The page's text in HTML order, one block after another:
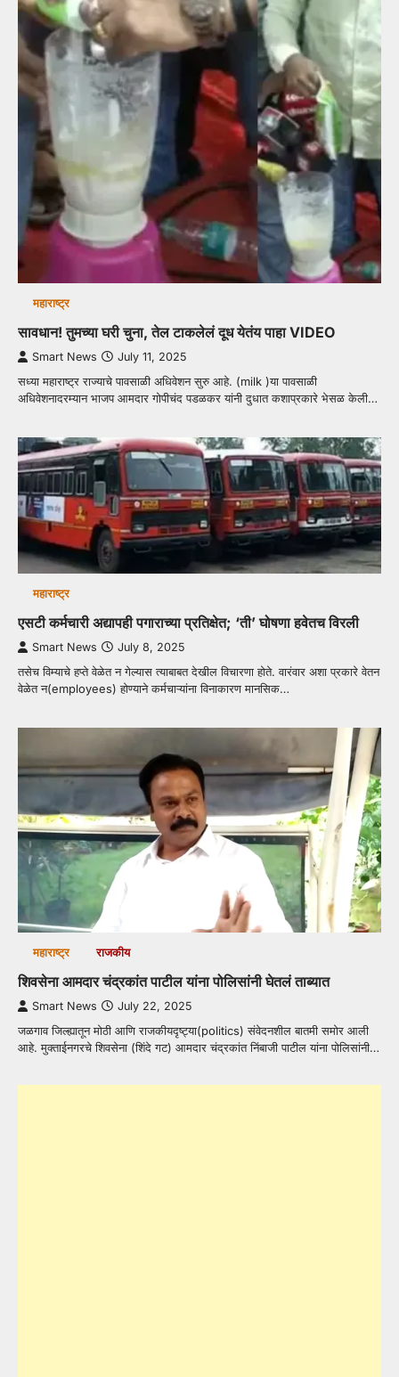
महाराष्ट्र
सावधान! तुमच्या घरी चुना, तेल टाकलेलं दूध येतंय पाहा VIDEO
Smart News July 11, 2025
सध्या महाराष्ट्र राज्याचे पावसाळी अधिवेशन सुरु आहे. (milk )या पावसाळी
अधिवेशनादरम्यान भाजप आमदार गोपीचंद पडळकर यांनी दुधात कशाप्रकारे भेसळ केली…
महाराष्ट्र
एसटी कर्मचारी अद्यापही पगाराच्या प्रतिक्षेत; ‘ती’ घोषणा हवेतच विरली
Smart News July 8, 2025
तसेच विम्याचे हप्ते वेळेत न गेल्यास त्याबाबत देखील विचारणा होते. वारंवार अशा प्रकारे वेतन
वेळेत न(employees) होण्याने कर्मचाऱ्यांना विनाकारण मानसिक…
महाराष्ट्र राजकीय
शिवसेना आमदार चंद्रकांत पाटील यांना पोलिसांनी घेतलं ताब्यात
Smart News July 22, 2025
जळगाव जिल्ह्यातून मोठी आणि राजकीयदृष्ट्या(politics) संवेदनशील बातमी समोर आली
आहे. मुक्ताईनगरचे शिवसेना (शिंदे गट) आमदार चंद्रकांत निंबाजी पाटील यांना पोलिसांनी…